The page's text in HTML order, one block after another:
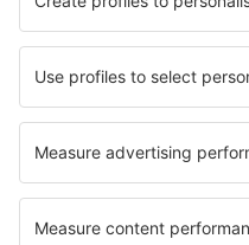
Cele mai bune hoteluri -
Hoteluri în Churchill
Hoteluri în Maasdijk
Hoteluri în Piatra Neamț